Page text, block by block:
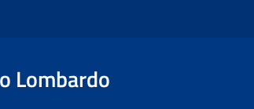
Lombardo